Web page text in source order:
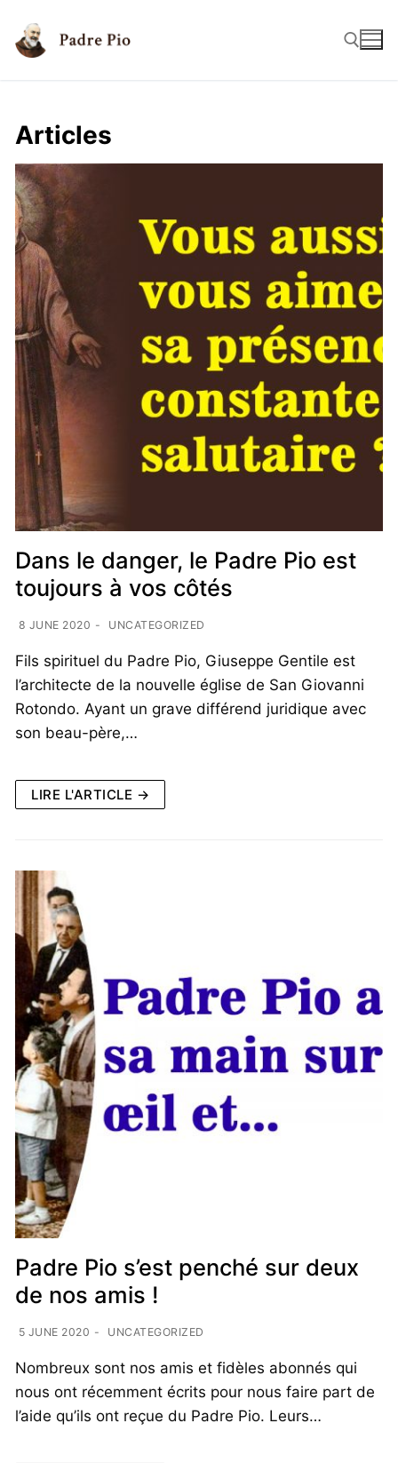
Articles
Dans le danger, le Padre Pio est
toujours à vos côtés
8 JUNE 2020 - UNCATEGORIZED
Fils spirituel du Padre Pio, Giuseppe Gentile est
l’architecte de la nouvelle église de San Giovanni
Rotondo. Ayant un grave différend juridique avec
son beau-père,…
LIRE L'ARTICLE →
Padre Pio s’est penché sur deux
de nos amis !
5 JUNE 2020 - UNCATEGORIZED
Nombreux sont nos amis et fidèles abonnés qui
nous ont récemment écrits pour nous faire part de
l’aide qu’ils ont reçue du Padre Pio. Leurs…